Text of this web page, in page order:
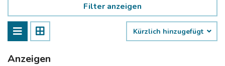
Filter anzeigen
Kürzlich hinzugefügt
Anzeigen